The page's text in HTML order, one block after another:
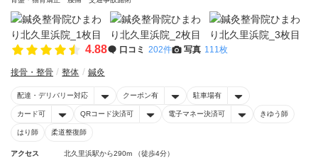
4.88 口コミ 202件 写真 111枚
接骨・整骨 整体 鍼灸
配達・デリバリー対応 クーポン有 駐車場有
カード可 QRコード決済可 電子マネー決済可 きゆう師
はり師 柔道整復師
アクセス
北久里浜駅から290m （徒歩4分）